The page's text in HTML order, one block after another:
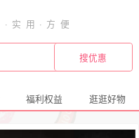
福利权益 逛逛好物